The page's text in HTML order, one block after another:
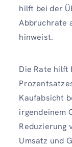
hilft bei der
Abbruchrate
hinweist.
Die Rate hilft
Kaufabsicht
irgendeinem
Reduzierung
Umsatz und